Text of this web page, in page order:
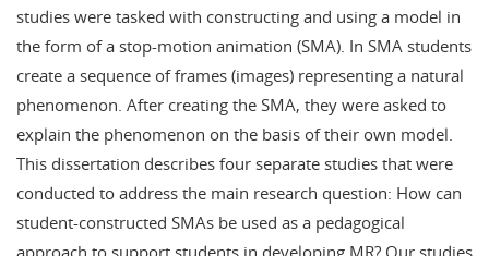
studies were tasked with constructing and using a model in
the form of a stop-motion animation (SMA). In SMA students
create a sequence of frames (images) representing a natural
phenomenon. After creating the SMA, they were asked to
explain the phenomenon on the basis of their own model.
This dissertation describes four separate studies that were
conducted to address the main research question: How can
student-constructed SMAs be used as a pedagogical